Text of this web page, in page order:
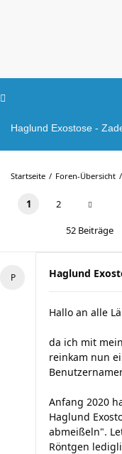
Haglund Exostose -
Startseite Foren-Übersicht
1 2
52 Beiträge
Haglund
Hallo an alle
da ich mit
reinkam nun
Anfang 2020
Haglund
abmeißeln".
Röntgen